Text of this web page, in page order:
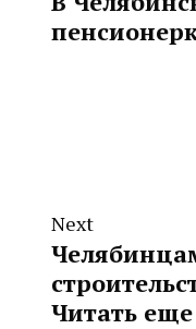
Next
Читать еще